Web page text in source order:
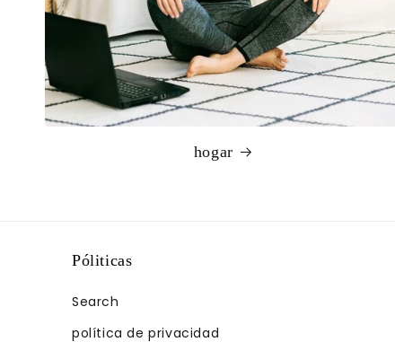
hogar
Póliticas
Search
política de privacidad